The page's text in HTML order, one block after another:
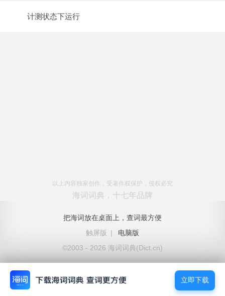
计测状态下运行
以上内容独家创作，受著作权保护，侵权必究
海词词典，十七年品牌
把海词放在桌面上，查词最方便
触屏版
|
电脑版
©2003 - 2026 海词词典(Dict.cn)
立即下载
立即下载